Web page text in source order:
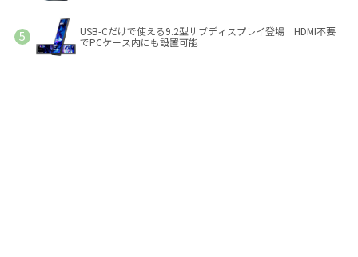
USB-Cだけで使える9.2型サブディスプレイ登場 HDMI不要
でPCケース内にも設置可能